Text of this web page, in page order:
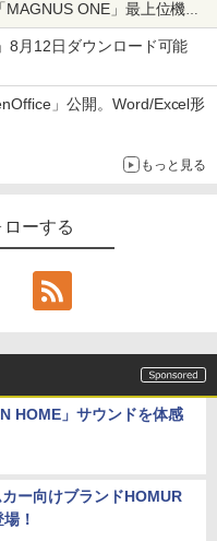
かんの麦茶 from 爽健美茶 ラ
本
コミックス)
15.6インチ パソコン ノー
Pentium GOLD 6500Y
256GB 15インチ フル
WEBカメラ 無線LAN
office JIS 日本語キー
事務 学生 初心者 NC15J
ル期間中ポイント5倍】中
ン 第8世代 Core i5 メモ
メラ 無線LAN Wi-Fi Wind
ThinkPad L580 初期設
年保証 Bランク ノートパ
ノートpc 中古ノートパソ
リ 256gb ssd windows1
新品 Windows11 27型 C
Office付き メモリ16GB
期設定済 ホワイト ブラッ
100Hz 液晶HDMI VGA
Switch 3年保証 転送不可
インチ フルHD 180Hz ゲー
沢 A+スクリーン IPS液晶
量 USBType-C miniHDMI
付き PS4/PS5/Switch/P
28229010RONE」最上位機の
8月12日ダウンロード可能
」公開。Word/Excel形
もっと見る
ローする
HOME」サウンドを体感
ー向けブランドHOMUR
！